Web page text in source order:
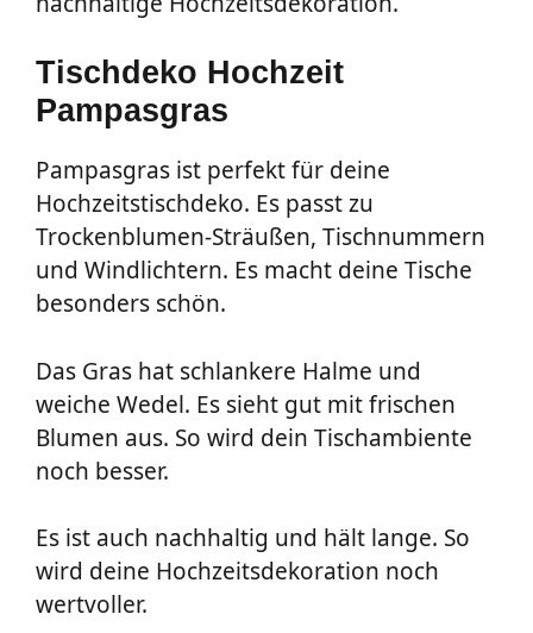
Tischdeko Hochzeit
Pampasgras
Pampasgras ist perfekt für deine
Hochzeitstischdeko. Es passt zu
Trockenblumen-Sträußen, Tischnummern
und Windlichtern. Es macht deine Tische
besonders schön.
Das Gras hat schlankere Halme und
weiche Wedel. Es sieht gut mit frischen
Blumen aus. So wird dein Tischambiente
noch besser.
Es ist auch nachhaltig und hält lange. So
wird deine Hochzeitsdekoration noch
wertvoller.